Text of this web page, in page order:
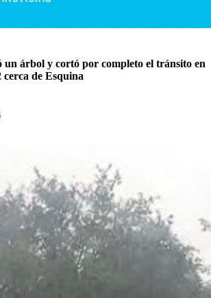
árbol y cortó por completo el tránsito en
de Esquina